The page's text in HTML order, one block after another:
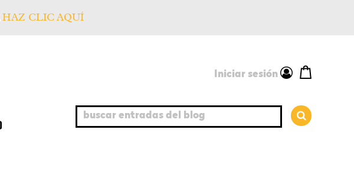
HAZ CLIC AQUÍ
Iniciar sesión
buscar entradas del blog